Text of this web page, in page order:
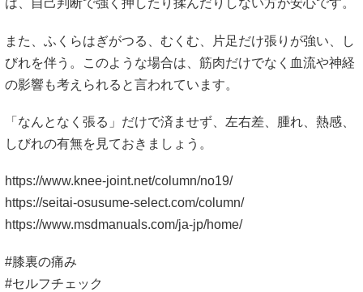
は、自己判断で強く押したり揉んだりしない方が安心です。
また、ふくらはぎがつる、むくむ、片足だけ張りが強い、し
びれを伴う。このような場合は、筋肉だけでなく血流や神経
の影響も考えられると言われています。
「なんとなく張る」だけで済ませず、左右差、腫れ、熱感、
しびれの有無を見ておきましょう。
https://www.knee-joint.net/column/no19/
https://seitai-osusume-select.com/column/
https://www.msdmanuals.com/ja-jp/home/
#膝裏の痛み
#セルフチェック